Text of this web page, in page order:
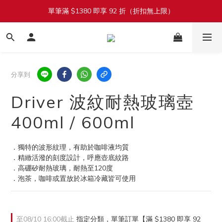
加入會員立即送 $100 購物金
單筆滿 $1380 即享 92 折（折扣無上限）
加入會員立即送 $100 購物金
分享到
Driver 波紋耐熱玻璃壺
400ml / 600ml
．獨特的波形紋理，有助於咖啡液均質
．精緻活潑的刻度設計，呼應壺底紋路
．高硼矽耐熱玻璃，耐熱至120度
．泡茶，咖啡或置放於冰箱冷藏皆可使用
至08/10 16:00截止 指定分類，單筆訂單【滿 $1380 即享 92